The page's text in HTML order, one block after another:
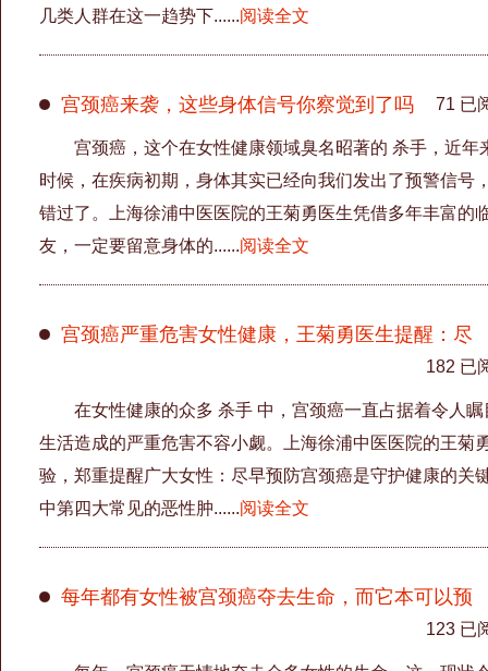
几类人群在这一趋势下......阅读全文
宫颈癌来袭，这些身体信号你察觉到了吗 71 已
宫颈癌，这个在女性健康领域臭名昭著的 杀手，近年
时候，在疾病初期，身体其实已经向我们发出了预警信号
错过了。上海徐浦中医医院的王菊勇医生凭借多年丰富的
友，一定要留意身体的......阅读全文
宫颈癌严重危害女性健康，王菊勇医生提醒：尽
182 已
在女性健康的众多 杀手 中，宫颈癌一直占据着令人
生活造成的严重危害不容小觑。上海徐浦中医医院的王菊
验，郑重提醒广大女性：尽早预防宫颈癌是守护健康的关
中第四大常见的恶性肿......阅读全文
每年都有女性被宫颈癌夺去生命，而它本可以预
123 已